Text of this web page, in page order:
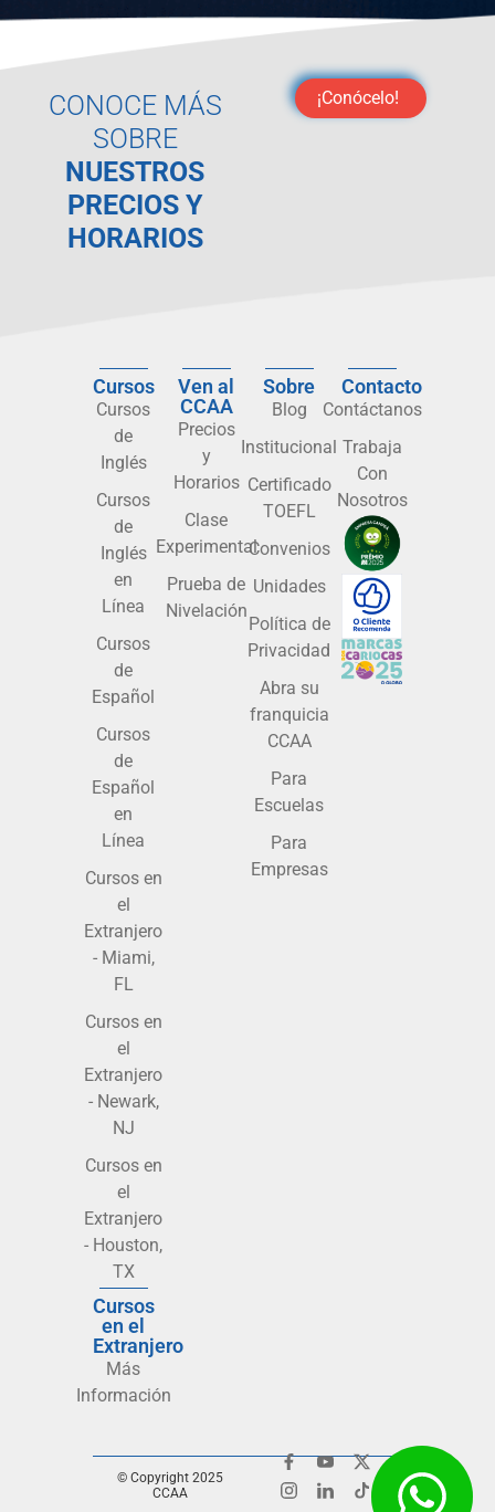
CONOCE MÁS
SOBRE
NUESTROS
PRECIOS Y
HORARIOS
¡Conócelo!
Cursos
Cursos
de
Inglés
Cursos
de
Inglés
en
Línea
Cursos
de
Español
Cursos
de
Español
en
Línea
Cursos en
el
Extranjero
- Miami,
FL
Cursos en
el
Extranjero
- Newark,
NJ
Cursos en
el
Extranjero
- Houston,
TX
Cursos
en el
Extranjero
Más
Información
Ven al
CCAA
Precios
y
Horarios
Clase
Experimental
Prueba de
Nivelación
Sobre
Blog
Institucional
Certificado
TOEFL
Convenios
Unidades
Política de
Privacidad
Abra su
franquicia
CCAA
Para
Escuelas
Para
Empresas
Contacto
Contáctanos
Trabaja
Con
Nosotros
© Copyright 2025
CCAA